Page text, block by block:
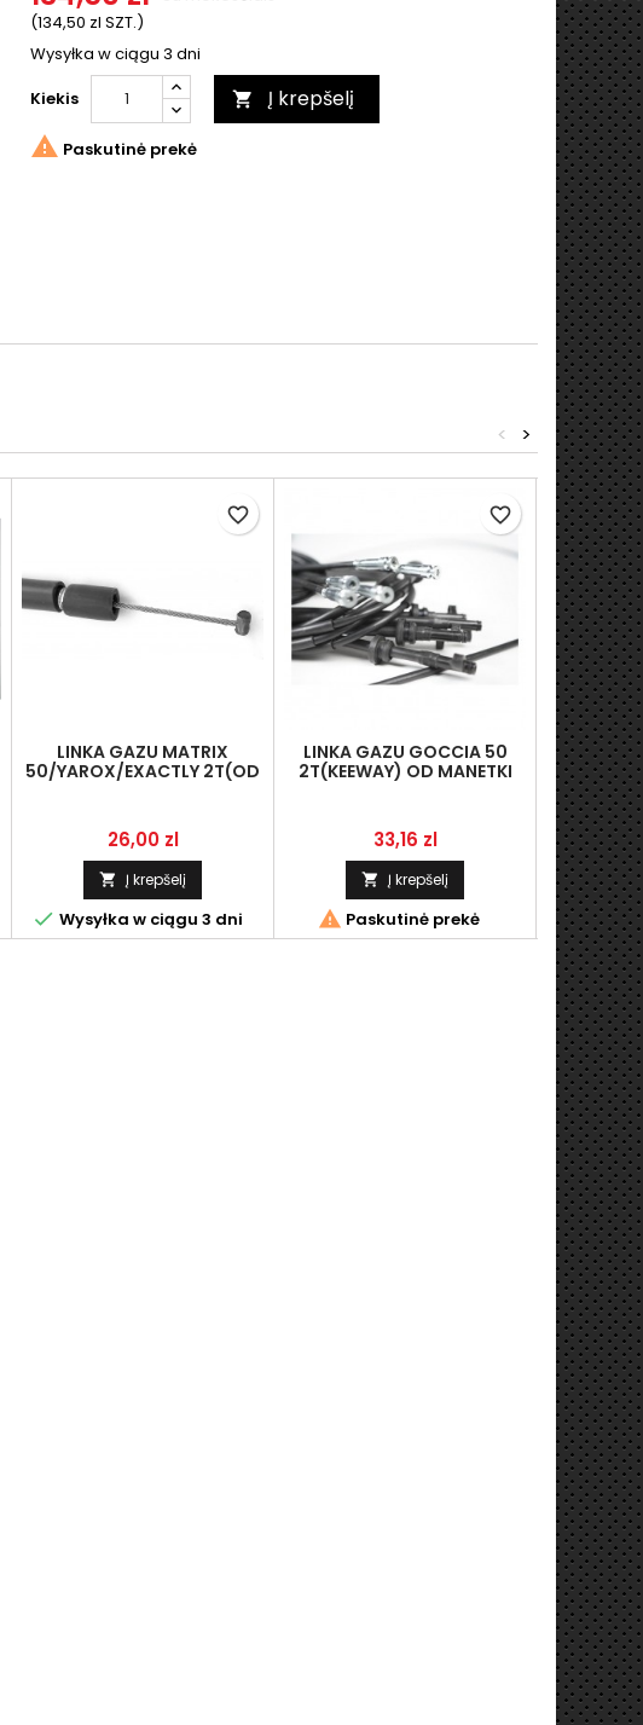
(134,50 zl SZT.)
Wysyłka w ciągu 3 dni
Kiekis
 Į krepšelį
 Paskutinė prekė
>
<
LINKA GAZU MATRIX
50/YAROX/EXACTLY 2T(OD
Kaina
26,00 zl
 Į krepšelį
 Wysyłka w ciągu 3 dni
favorite_border
LINKA GAZU GOCCIA 50
2T(KEEWAY) OD MANETKI
Kaina
33,16 zl
 Į krepšelį
 Paskutinė prekė
favorite_border
LINKA

